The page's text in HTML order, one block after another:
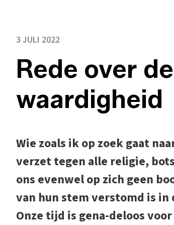
3 JULI 2022
Rede over
waardigheid
Wie zoals ik op zoek gaat
verzet tegen alle religie,
ons evenwel op zich geen
van hun stem verstomd is
Onze tijd is gena-deloos